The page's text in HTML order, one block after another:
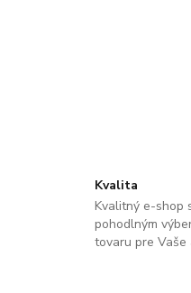
Kvalita
Kvalitný e-shop
pohodlným
tovaru pre Vaše